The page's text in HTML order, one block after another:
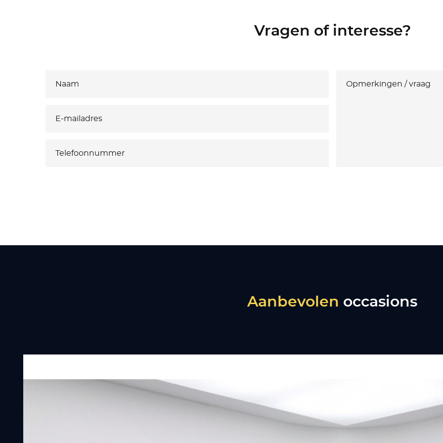
Vragen of interesse?
Aanbevolen occasions